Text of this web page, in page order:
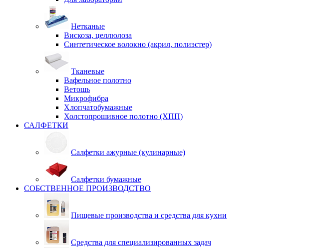
Нетканые
Вискоза, целлюлоза
Синтетическое волокно (акрил, полиэстер)
Тканевые
Вафельное полотно
Ветошь
Микрофибра
Хлопчатобумажные
Холстопрошивное полотно (ХПП)
САЛФЕТКИ
Салфетки ажурные (кулинарные)
Салфетки бумажные
СОБСТВЕННОЕ ПРОИЗВОДСТВО
Пищевые производства и средства для кухни
Средства для специализированных задач